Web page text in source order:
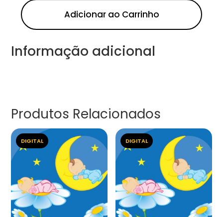
Adicionar ao Carrinho
Informação adicional
Produtos Relacionados
DIGITAL DIGITAL